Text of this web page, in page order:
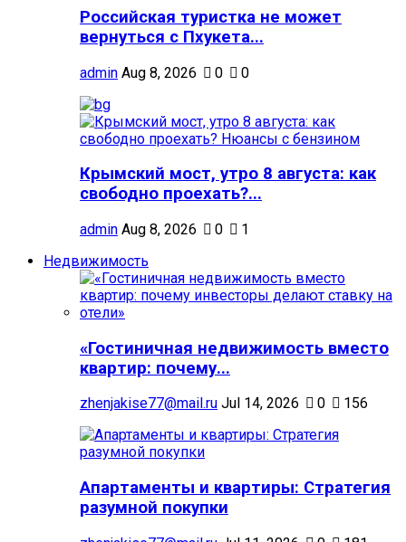
Российская туристка не может
вернуться с Пхукета...
admin Aug 8, 2026 0 0
Крымский мост, утро 8 августа: как
свободно проехать?...
admin Aug 8, 2026 0
1
Недвижимость
«Гостиничная недвижимость вместо
квартир: почему...
zhenjakise77@mail.ru Jul 14, 2026 0 156
Апартаменты и квартиры: Стратегия
разумной покупки